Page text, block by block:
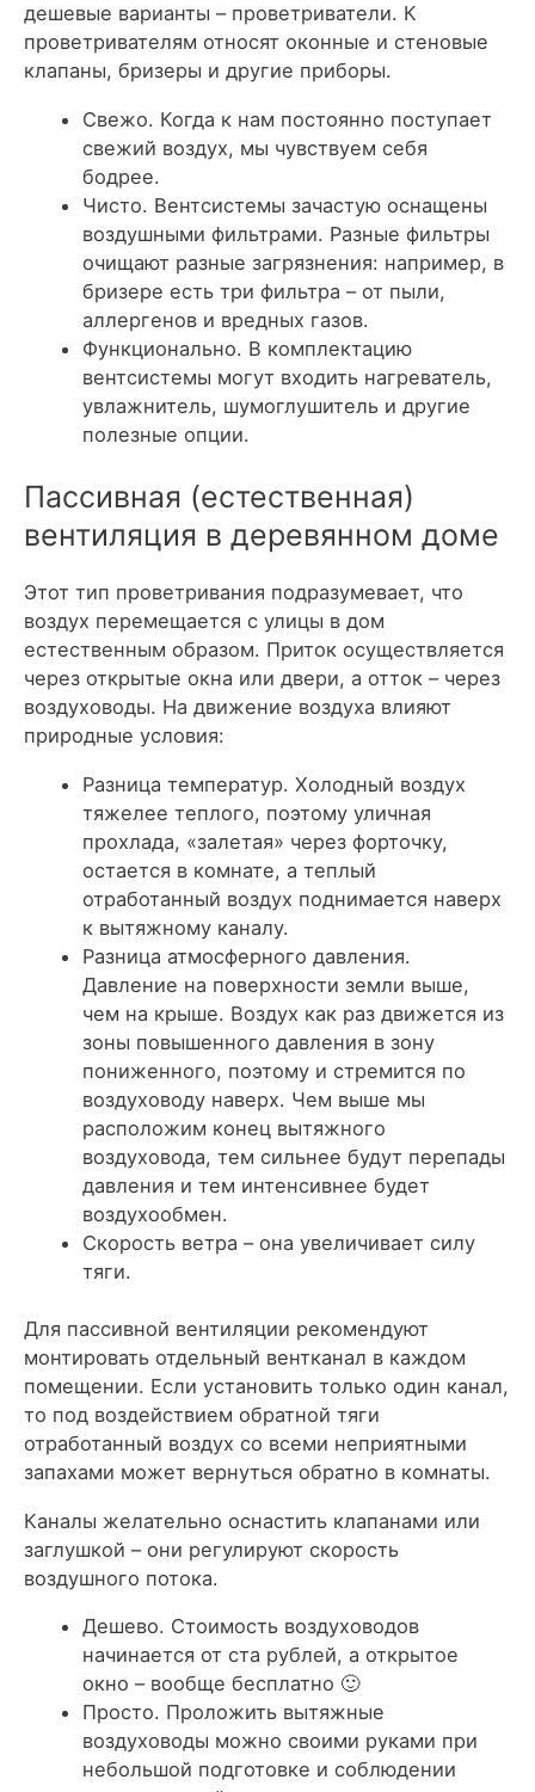
дешевые варианты – проветриватели. К
проветривателям относят оконные и стеновые
клапаны, бризеры и другие приборы.
Свежо. Когда к нам постоянно поступает
свежий воздух, мы чувствуем себя
бодрее.
Чисто. Вентсистемы зачастую оснащены
воздушными фильтрами. Разные фильтры
очищают разные загрязнения: например, в
бризере есть три фильтра – от пыли,
аллергенов и вредных газов.
Функционально. В комплектацию
вентсистемы могут входить нагреватель,
увлажнитель, шумоглушитель и другие
полезные опции.
Пассивная (естественная)
вентиляция в деревянном доме
Этот тип проветривания подразумевает, что
воздух перемещается с улицы в дом
естественным образом. Приток осуществляется
через открытые окна или двери, а отток – через
воздуховоды. На движение воздуха влияют
природные условия:
Разница температур. Холодный воздух
тяжелее теплого, поэтому уличная
прохлада, «залетая» через форточку,
остается в комнате, а теплый
отработанный воздух поднимается наверх
к вытяжному каналу.
Разница атмосферного давления.
Давление на поверхности земли выше,
чем на крыше. Воздух как раз движется из
зоны повышенного давления в зону
пониженного, поэтому и стремится по
воздуховоду наверх. Чем выше мы
расположим конец вытяжного
воздуховода, тем сильнее будут перепады
давления и тем интенсивнее будет
воздухообмен.
Скорость ветра – она увеличивает силу
тяги.
Для пассивной вентиляции рекомендуют
монтировать отдельный вентканал в каждом
помещении. Если установить только один канал,
то под воздействием обратной тяги
отработанный воздух со всеми неприятными
запахами может вернуться обратно в комнаты.
Каналы желательно оснастить клапанами или
заглушкой – они регулируют скорость
воздушного потока.
Дешево. Стоимость воздуховодов
начинается от ста рублей, а открытое
окно – вообще бесплатно 🙂
Просто. Проложить вытяжные
воздуховоды можно своими руками при
небольшой подготовке и соблюдении